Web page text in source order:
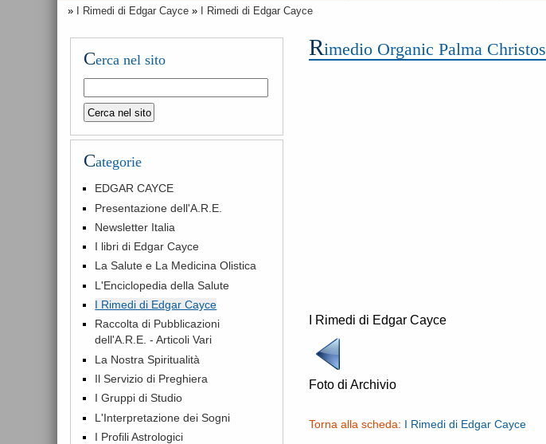
» I Rimedi di Edgar Cayce » I Rimedi di Edgar Cayce
Rimedio Organic Palma Christos
I Rimedi di Edgar Cayce
Foto di Archivio
Torna alla scheda: I Rimedi di Edgar Cayce
Cerca nel sito
Categorie
EDGAR CAYCE
Presentazione dell'A.R.E.
Newsletter Italia
I libri di Edgar Cayce
La Salute e La Medicina Olistica
L'Enciclopedia della Salute
I Rimedi di Edgar Cayce
Raccolta di Pubblicazioni
dell'A.R.E. - Articoli Vari
La Nostra Spiritualità
Il Servizio di Preghiera
I Gruppi di Studio
L'Interpretazione dei Sogni
I Profili Astrologici